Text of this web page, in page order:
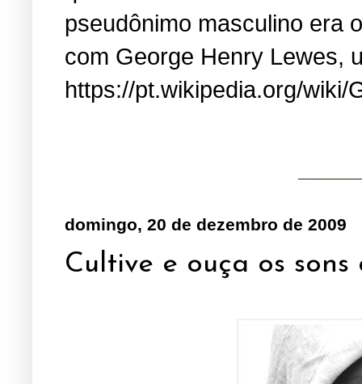
pseudônimo masculino era
com George Henry Lewes,
https://pt.wikipedia.org/wiki/
domingo, 20 de dezembro de 2009
Cultive e ouça os sons